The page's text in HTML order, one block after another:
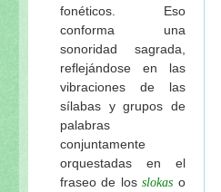
fonéticos. Eso
conforma una
sonoridad sagrada,
reflejándose en las
vibraciones de las
sílabas y grupos de
palabras
conjuntamente
orquestadas en el
fraseo de los slokas o